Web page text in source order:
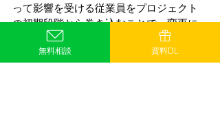
って影響を受ける従業員をプロジェクト
の初期段階から巻き込むことで、変更に
対する抵抗を最小限に抑え、スムーズな
移行を促進します。また、従業員が新し
無料相談 資料DL